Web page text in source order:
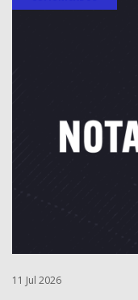
11 Jul 2026